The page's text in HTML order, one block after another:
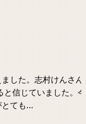
した。志村けんさん
信じていました。
ても...